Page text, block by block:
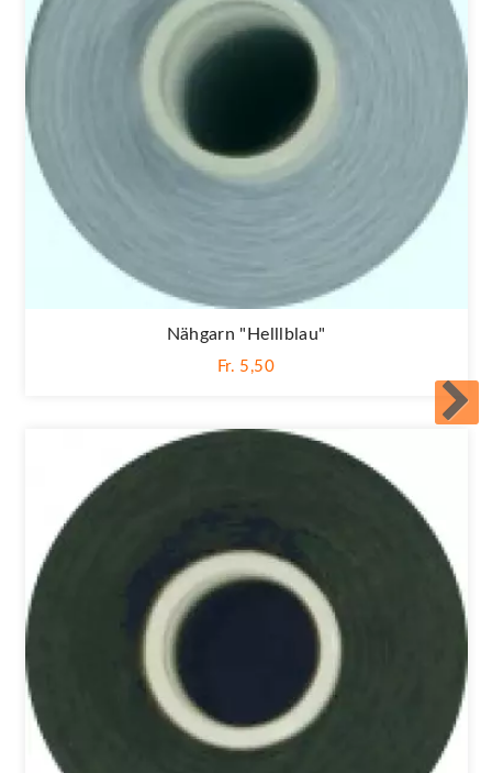
Nähgarn "helllblau"
Fr. 5,50